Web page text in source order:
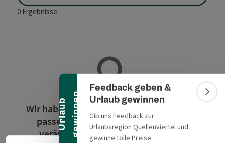
U
r
l
a
u
b
g
e
w
i
n
n
e n
Banner einklappen
Feedback geben &
Urlaub gewinnen
Gib uns Feedback zur
Urlaubsregion Quellenviertel und
gewinne tolle Preise.
0 Ergebnisse
Wir haben für die Suchanfrage leider kein
passendes Ergebnis gefunden. Bitte
verändern Sie die Filterfunktionen!